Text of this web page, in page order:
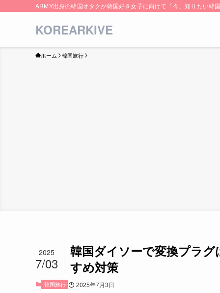
ARMY出身の韓国オタクが韓国好き女子に向けて「今」知りたい韓
KOREARKIVE
ホーム 韓国旅行
韓国ダイソーで変換プラ
すめ対策
2025
7/03
韓国旅行 2025年7月3日